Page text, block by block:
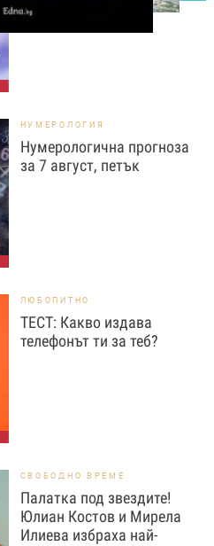
НУМЕРОЛОГИЯ
Нумерологична прогноза
за 7 август, петък
ЛЮБОПИТНО
ТЕСТ: Какво издава
телефонът ти за теб?
СВОБОДНО ВРЕМЕ
Палатка под звездите!
Юлиан Костов и Мирела
Илиева избраха най-